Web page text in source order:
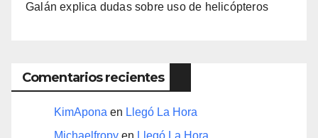
Galán explica dudas sobre uso de helicópteros
Comentarios recientes
KimApona en Llegó La Hora